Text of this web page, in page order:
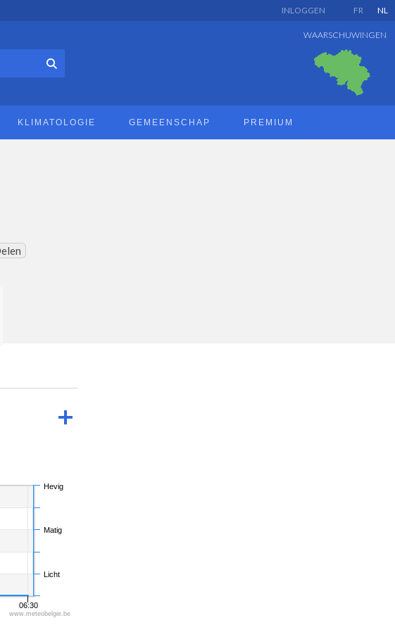
FR NL
INLOGGEN
WAARSCHUWINGEN
KLIMATOLOGIE GEMEENSCHAP PREMIUM
06:30
Licht
Matig
Hevig
www.meteobelgie.be